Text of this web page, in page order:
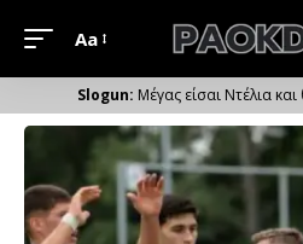
Μέγεθος
Γραμματοσειράς
Aa
Μέγας είσαι Ντέλια